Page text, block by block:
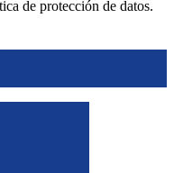
de protección de datos.